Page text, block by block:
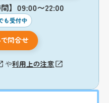
間】09:00〜22:00
も受付中
問合せ
や利用上の注意